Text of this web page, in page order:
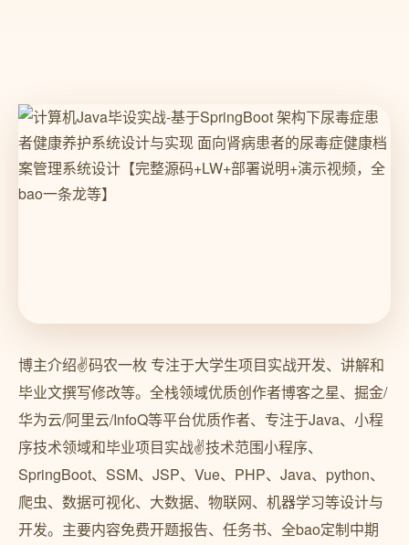
博主介绍✌️码农一枚 专注于大学生项目实战开发、讲解和
毕业文撰写修改等。全栈领域优质创作者博客之星、掘金/
华为云/阿里云/InfoQ等平台优质作者、专注于Java、小程
序技术领域和毕业项目实战✌️技术范围小程序、
SpringBoot、SSM、JSP、Vue、PHP、Java、python、
爬虫、数据可视化、大数据、物联网、机器学习等设计与
开发。主要内容免费开题报告、任务书、全bao定制中期